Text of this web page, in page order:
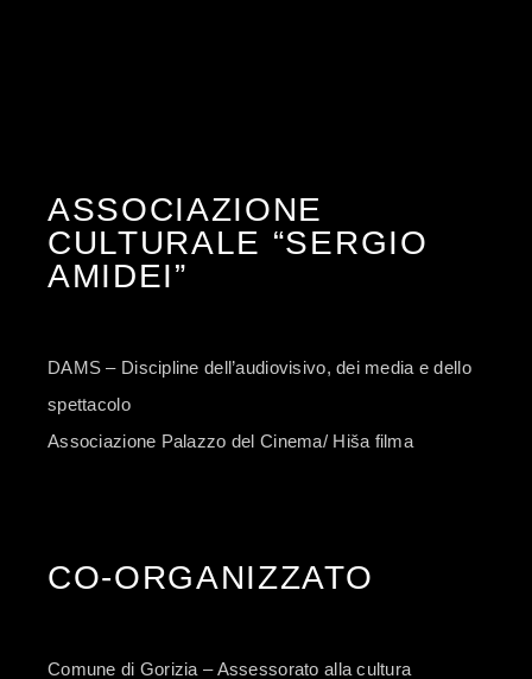
ASSOCIAZIONE
CULTURALE “SERGIO
AMIDEI”
DAMS – Discipline dell’audiovisivo, dei media e dello
spettacolo
Associazione Palazzo del Cinema/ Hiša filma
CO-ORGANIZZATO
Comune di Gorizia – Assessorato alla cultura